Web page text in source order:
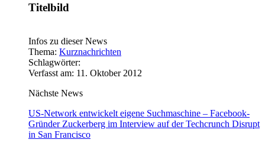
Titelbild
Infos zu dieser News
Thema: Kurznachrichten
Schlagwörter:
Verfasst am: 11. Oktober 2012
Nächste News
US-Network entwickelt eigene Suchmaschine – Facebook-
Gründer Zuckerberg im Interview auf der Techcrunch Disrupt
in San Francisco